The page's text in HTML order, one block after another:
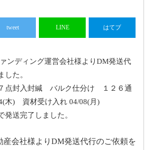
tweet LINE はてブ
ンディング運営会社様よりDM発送代
した。
封入封緘 バルク仕分け １２６通
木) 資材受け入れ 04/08(月)
発送完了しました。
産会社様よりDM発送代行のご依頼を